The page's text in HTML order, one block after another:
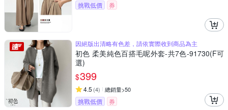
挑戰低價 券
因絕版出清略有色差，請依實際收到商品為主
初色 柔美純色百搭毛呢外套-共7色-91730(F可
選)
$399
4.5 (4) 總銷量>50
挑戰低價
券